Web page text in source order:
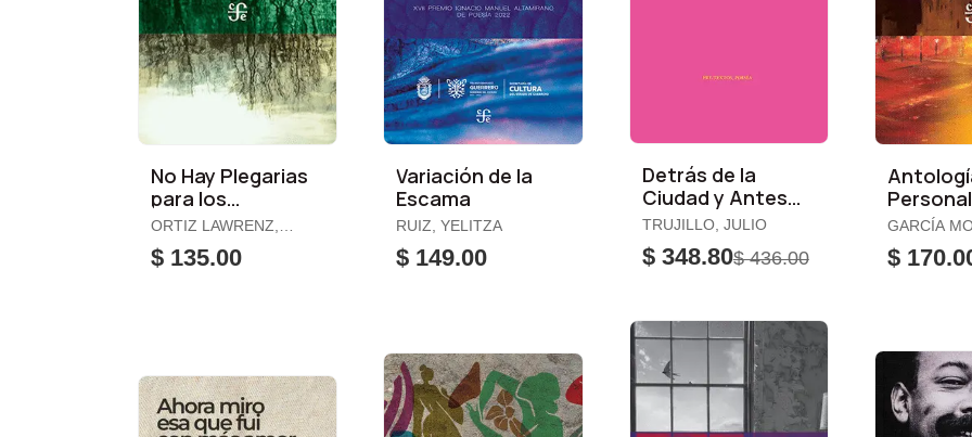
No Hay Plegarias
para los
Descabezados
ORTIZ LAWRENZ,
VERÓNICA
$ 135.00
Variación de la
Escama
RUIZ, YELITZA
$ 149.00
Detrás de la
Ciudad y Antes
del Cielo
TRUJILLO, JULIO
$ 436.00
$ 348.80
Personal
GARCÍA
LUIS
$